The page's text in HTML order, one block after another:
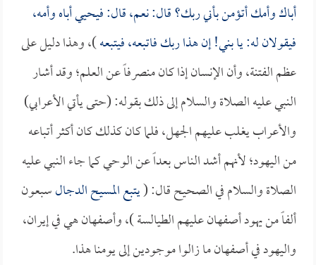
أباك وأمك أتؤمن بأني ربك؟ قال: نعم، قال: فيحيي أباه وأمه،
فيقولان له: يا بني! إن هذا ربك فاتبعه، فيتبعه)، وهذا دليل على
عظم الفتنة، وأن الإنسان إذا كان منصرفاً عن العلم؛ وقد أشار
النبي عليه الصلاة والسلام إلى ذلك بقوله: (حتى يأتي الأعرابي)
والأعراب يغلب عليهم الجهل، فلما كان كذلك كان أكثر أتباعه
من اليهود؛ لأنهم أشد الناس بعداً عن الوحي كما جاء النبي عليه
الصلاة والسلام في الصحيح قال: (يتبعالمسيح الدجالسبعون
ألفاً من يهود أصفهان عليهم الطيالسة )، وأصفهان هي في إيران،
واليهود في أصفهان ما زالوا موجودين إلى يومنا هذا.